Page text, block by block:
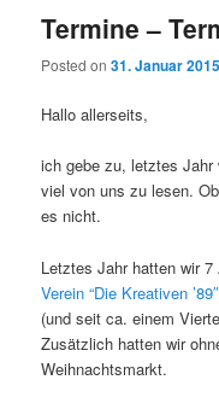
Termine –
Posted on31. Januar 2015
Hallo allerseits,
ich gebe zu, letztes
viel von uns zu lesen.
es nicht.
Letztes Jahr hatten wir
Verein “Die Kreativen ’89″
(und seit ca. einem
Zusätzlich hatten wir
Weihnachtsmarkt.